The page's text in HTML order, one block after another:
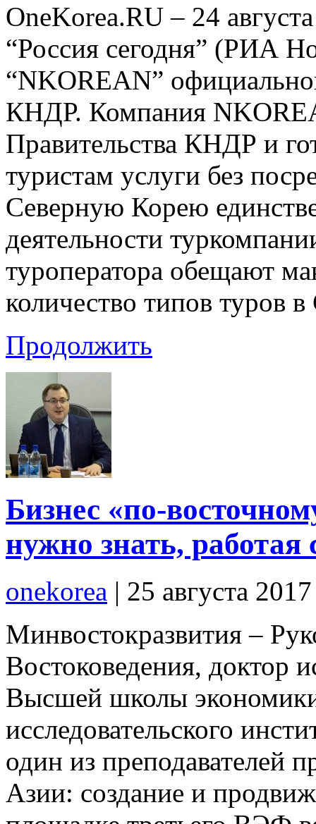
OneKorea.RU – 24
“Россия сегодня” (РИА
“NKOREAN”
КНДР. Компания
Правительства КНДР и
туристам услуги без
Северную Корею
деятельности
туроператора обещают
количество типов
Продолжить
Бизнес «по-
нужно знать, работая
onekorea | 25 августа
Минвостокразвития –
Востоковедения, доктор
Высшей школы
исследовательского
один из преподавателей
Азии: создание и